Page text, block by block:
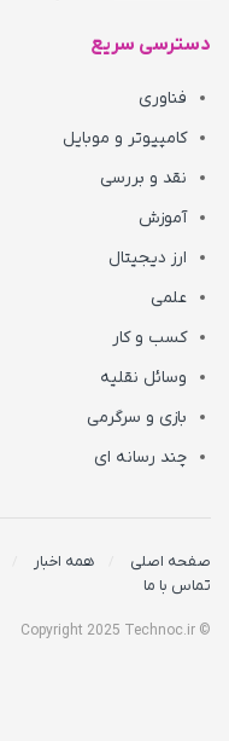
دسترسی سریع
فناوری
کامپیوتر و موبایل
نقد و بررسی
آموزش
ارز دیجیتال
علمی
کسب و کار
وسائل نقلیه
بازی و سرگرمی
چند رسانه ای
صفحه اصلی همه اخبار
تماس با ما
© Copyright 2025 Technoc.ir